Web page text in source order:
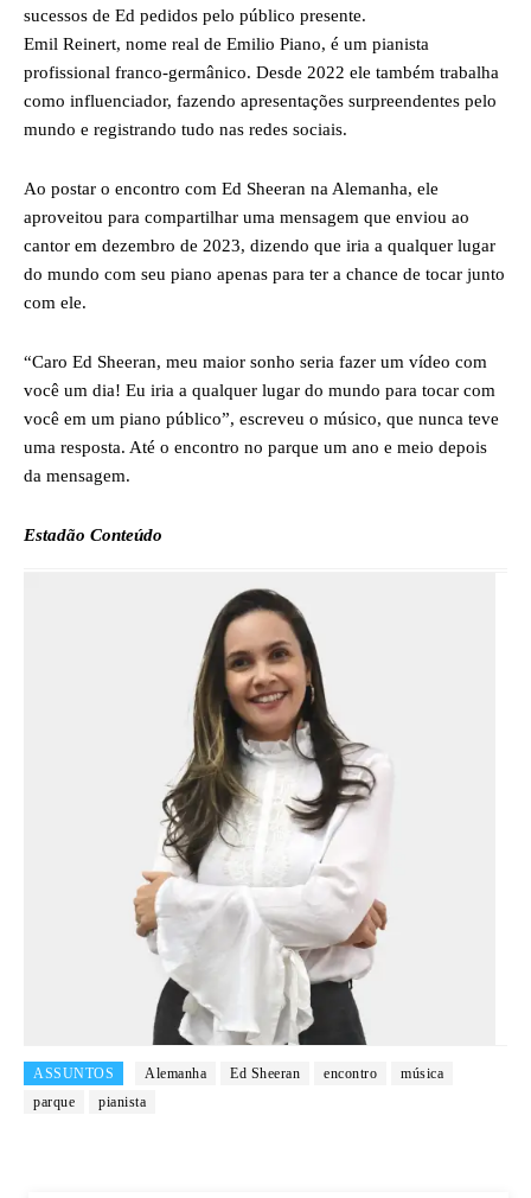
sucessos de Ed pedidos pelo público presente.
Emil Reinert, nome real de Emilio Piano, é um pianista
profissional franco-germânico. Desde 2022 ele também trabalha
como influenciador, fazendo apresentações surpreendentes pelo
mundo e registrando tudo nas redes sociais.
Ao postar o encontro com Ed Sheeran na Alemanha, ele
aproveitou para compartilhar uma mensagem que enviou ao
cantor em dezembro de 2023, dizendo que iria a qualquer lugar
do mundo com seu piano apenas para ter a chance de tocar junto
com ele.
“Caro Ed Sheeran, meu maior sonho seria fazer um vídeo com
você um dia! Eu iria a qualquer lugar do mundo para tocar com
você em um piano público”, escreveu o músico, que nunca teve
uma resposta. Até o encontro no parque um ano e meio depois
da mensagem.
Estadão Conteúdo
ASSUNTOS Alemanha Ed Sheeran encontro
música
parque
pianista